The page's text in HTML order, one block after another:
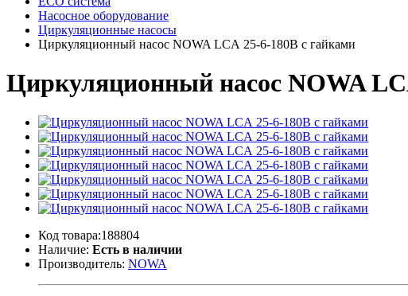
Насосное оборудование
Циркуляционные насосы
Циркуляционный насос NOWA LCА 25-6-180B с гайками
Циркуляционный насос NOWA
Код товара:188804
Наличие: Есть в наличии
Производитель: NOWA